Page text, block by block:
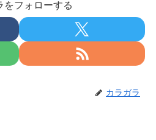
をフォローする
カラガラ